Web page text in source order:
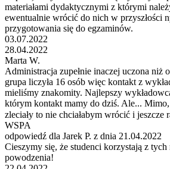
materiałami dydaktycznymi z którymi
ewentualnie wrócić do nich w przyszłości
przygotowania się do egzaminów.
03.07.2022
28.04.2022
Marta W.
Administracja zupełnie inaczej uczona niż
grupa liczyła 16 osób więc kontakt z
mieliśmy znakomity. Najlepszy
którym kontakt mamy do dziś. Ale...
zleciały to nie chciałabym wrócić i
WSPA
odpowiedź dla Jarek P. z dnia 21.04.2022
Cieszymy się, że studenci korzystają z
powodzenia!